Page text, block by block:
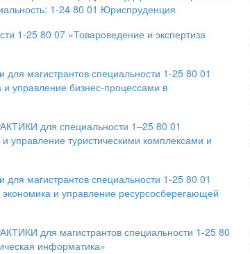
1-24 80 01 Юриспруденция
1-25 80 07 «Товароведение и экспертиза
магистрантов специальности 1-25 80 01
управление бизнес-процессами в
для специальности 1–25 80 01
туристическими комплексами и
магистрантов специальности 1-25 80 01
и управление ресурсосберегающей
для магистрантов специальности 1-25 80
информатика»